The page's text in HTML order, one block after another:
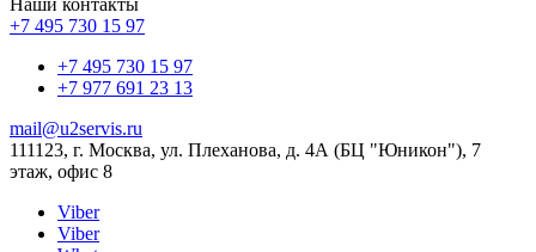
+7 495 730 15 97
+7 495 730 15 97
+7 977 691 23 13
mail@u2servis.ru
111123, г. Москва, ул. Плеханова, д. 4А (БЦ "Юникон"), 7
этаж, офис 8
Viber
Viber